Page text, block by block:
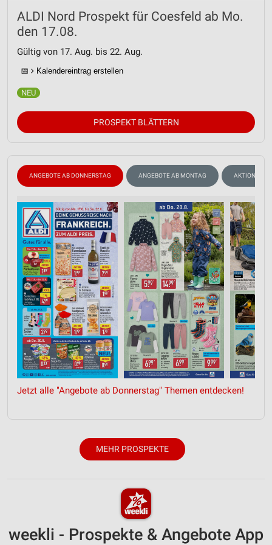
ALDI Nord Prospekt für Coesfeld ab Mo.
den 17.08.
Gültig von 17. Aug. bis 22. Aug.
📅 Kalendereintrag erstellen
PROSPEKT BLÄTTERN
ANGEBOTE AB DONNERSTAG ANGEBOTE AB MONTAG AKTIONEN,
Jetzt alle "Angebote ab Donnerstag" Themen entdecken!
MEHR PROSPEKTE
weekli - Prospekte & Angebote App
Quellen
Entwicklung und Verbesserung der Angebote
Inhalten
IAB-Besonderheiten:
Verwendung genauer Standortdaten
Nicht-IAB-Verarbeitungszwecke:
Notwendig
Performance
Funktional
Werbung